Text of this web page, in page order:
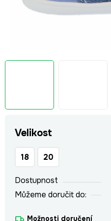
Velikost
18 20
Dostupnost
Můžeme doručit do:
Možnosti doručení